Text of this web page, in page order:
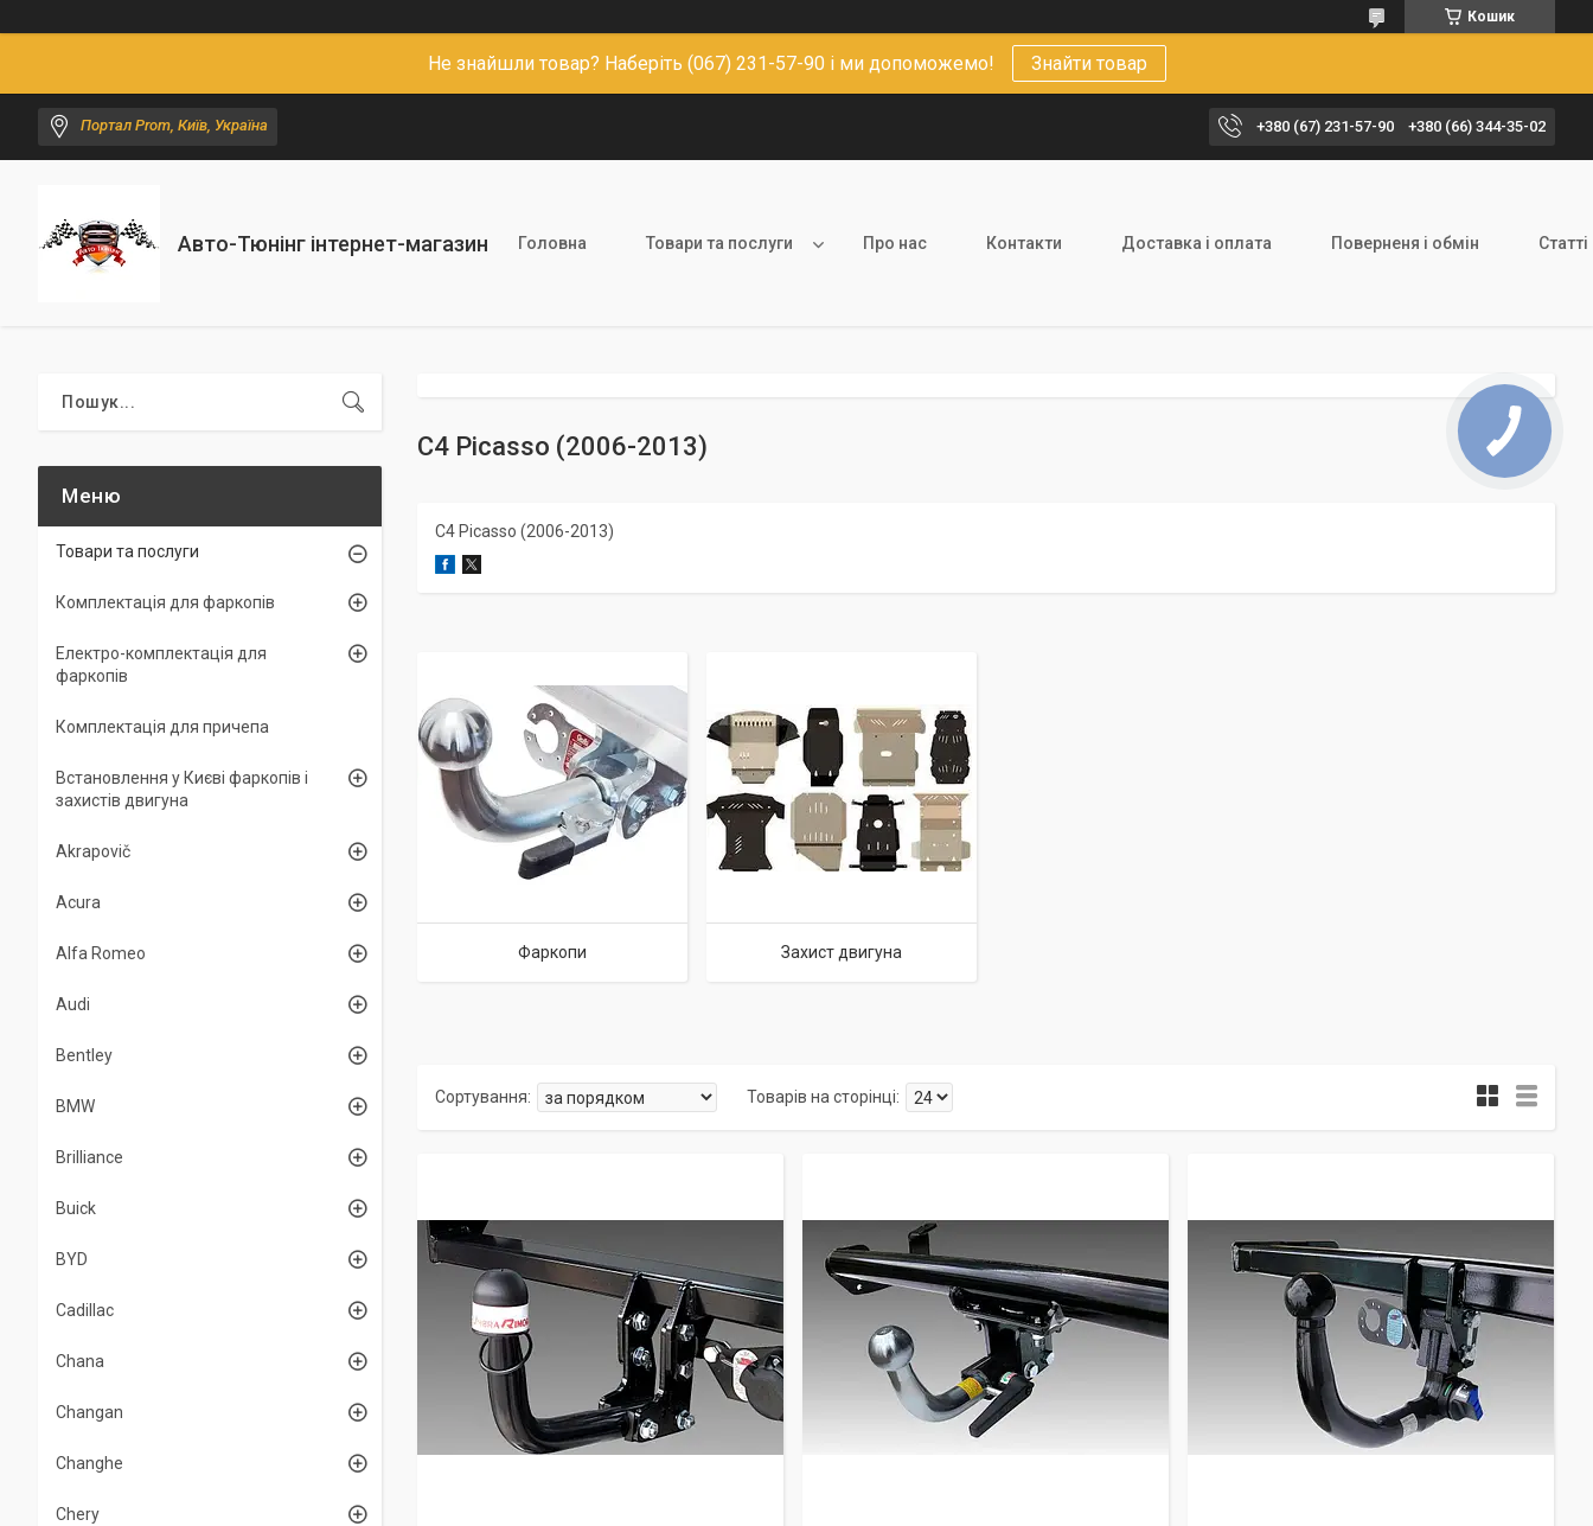
Кошик
Не знайшли товар? Наберіть (067) 231-57-90 і ми допоможемо! Знайти товар
Портал Prom, Київ, Україна +380 (67) 231-57-90 +380 (66) 344-35-02
Авто-Тюнінг інтернет-магазин Головна Товари та послуги Про нас Контакти Доставка і оплата Поверненя і обмін Статті
C4 Picasso (2006-2013)
C4 Picasso (2006-2013)
Фаркопи Захист двигуна
Товари та послуги
Комплектація для фаркопів
Електро-комплектація для
фаркопів
Комплектація для причепа
Встановлення у Києві фаркопів і
захистів двигуна
Akrapovič
Acura
Alfa Romeo
Audi
Bentley
BMW
Brilliance
Buick
BYD
Cadillac
Chana
Changan
Changhe
Chery